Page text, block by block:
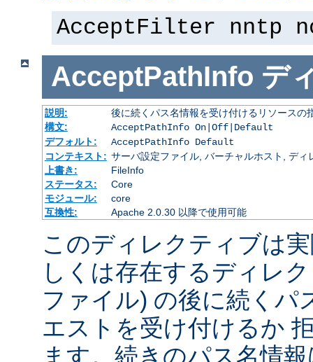
AcceptFilter nntp
AcceptPathInfo デ
説明:
後に続くパス名情報を受け付けるリソースの
構文:
AcceptPathInfo On|Off|Default
デフォルト:
AcceptPathInfo Default
コンテキスト: サーバ設定ファイル, バーチャルホスト, ディ
上書き:
FileInfo
ステータス:
Core
モジュール:
core
互換性:
Apache 2.0.30 以降で使用可能
このディレクティブは
しくは存在するディレ
ファイル) の後に続くパ
エストを受け付けるか
ます。続きのパス名情